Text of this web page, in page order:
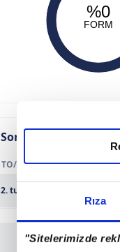
Rıza
"Sitelerimizde
%0
FORM
Son Maçlar
TO/R
2. tur